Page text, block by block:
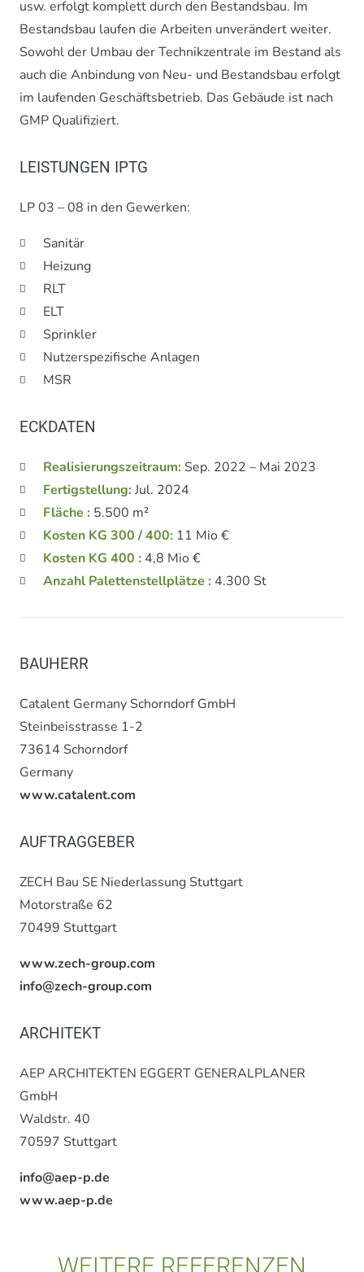
usw. erfolgt komplett durch den Bestandsbau. Im
Bestandsbau laufen die Arbeiten unverändert weiter.
Sowohl der Umbau der Technikzentrale im Bestand als
auch die Anbindung von Neu- und Bestandsbau erfolgt
im laufenden Geschäftsbetrieb. Das Gebäude ist nach
GMP Qualifiziert.
LEISTUNGEN IPTG
LP 03 – 08 in den Gewerken:
Sanitär
Heizung
RLT
ELT
Sprinkler
Nutzerspezifische Anlagen
MSR
ECKDATEN
Realisierungszeitraum: Sep. 2022 – Mai 2023
Fertigstellung:Jul. 2024
Fläche :5.500 m²
Kosten KG 300 / 400:11 Mio €
Kosten KG 400 :4,8 Mio €
Anzahl Palettenstellplätze :4.300 St
BAUHERR
Catalent Germany Schorndorf GmbH
Steinbeisstrasse 1-2
73614 Schorndorf
Germany
www.catalent.com
AUFTRAGGEBER
ZECH Bau SE Niederlassung Stuttgart
Motorstraße 62
70499 Stuttgart
www.zech-group.com
info@zech-group.com
ARCHITEKT
AEP ARCHITEKTEN EGGERT GENERALPLANER
GmbH
Waldstr. 40
70597 Stuttgart
info@aep-p.de
www.aep-p.de
WEITERE REFERENZEN